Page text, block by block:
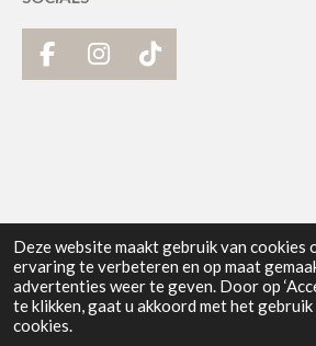
Deze website maakt gebruik van cookies
ervaring te verbeteren en op maat
advertenties weer te geven. Door op
te klikken, gaat u akkoord met het
cookies.
F
a
I
n
m
T
i